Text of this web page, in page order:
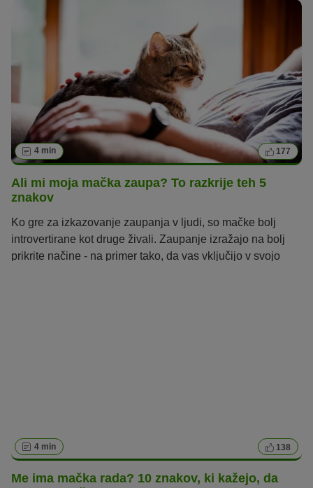
4 min 177
Ali mi moja mačka zaupa? To razkrije teh 5
znakov
Ko gre za izkazovanje zaupanja v ljudi, so mačke bolj
introvertirane kot druge živali. Zaupanje izražajo na bolj
prikrite načine - na primer tako, da vas vključijo v svojo
4 min 138
Me ima mačka rada? 10 znakov, ki kažejo, da